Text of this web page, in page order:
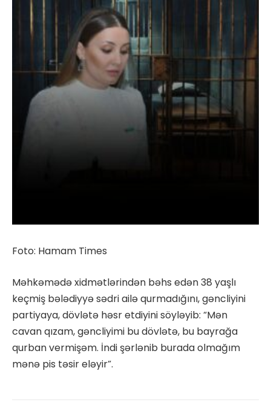
Foto: Hamam Times
Məhkəmədə xidmətlərindən bəhs edən 38 yaşlı
keçmiş bələdiyyə sədri ailə qurmadığını, gəncliyini
partiyaya, dövlətə həsr etdiyini söyləyib: “Mən
cavan qızam, gəncliyimi bu dövlətə, bu bayrağa
qurban vermişəm. İndi şərlənib burada olmağım
mənə pis təsir eləyir”.